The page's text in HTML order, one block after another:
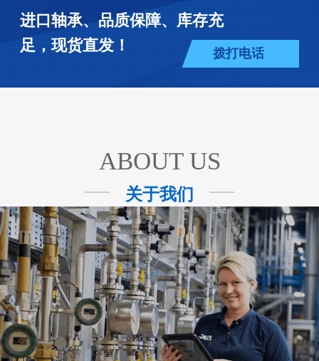
进口轴承、品质保障、库存充
足，现货直发！
拨打电话
ABOUT US
关于我们